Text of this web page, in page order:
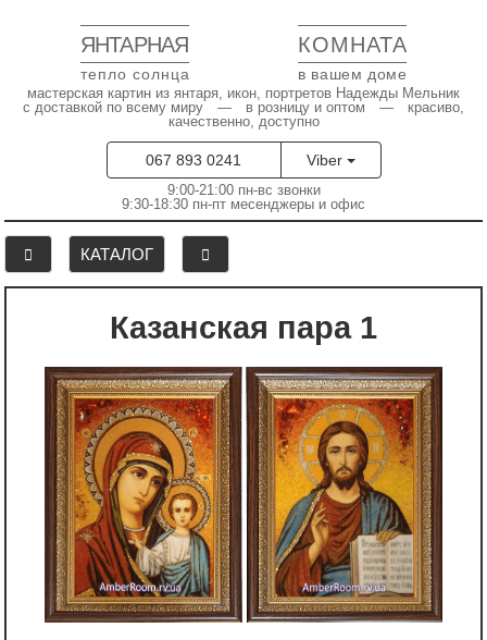
ЯНТАРНАЯ КОМНАТА
тепло солнца в вашем доме
мастерская картин из янтаря, икон, портретов Надежды Мельник
с доставкой по всему миру — в розницу и оптом — красиво,
качественно, доступно
067 893 0241 Viber
9:00-21:00 пн-вс звонки
9:30-18:30 пн-пт месенджеры и офис
КАТАЛОГ
Казанская пара 1